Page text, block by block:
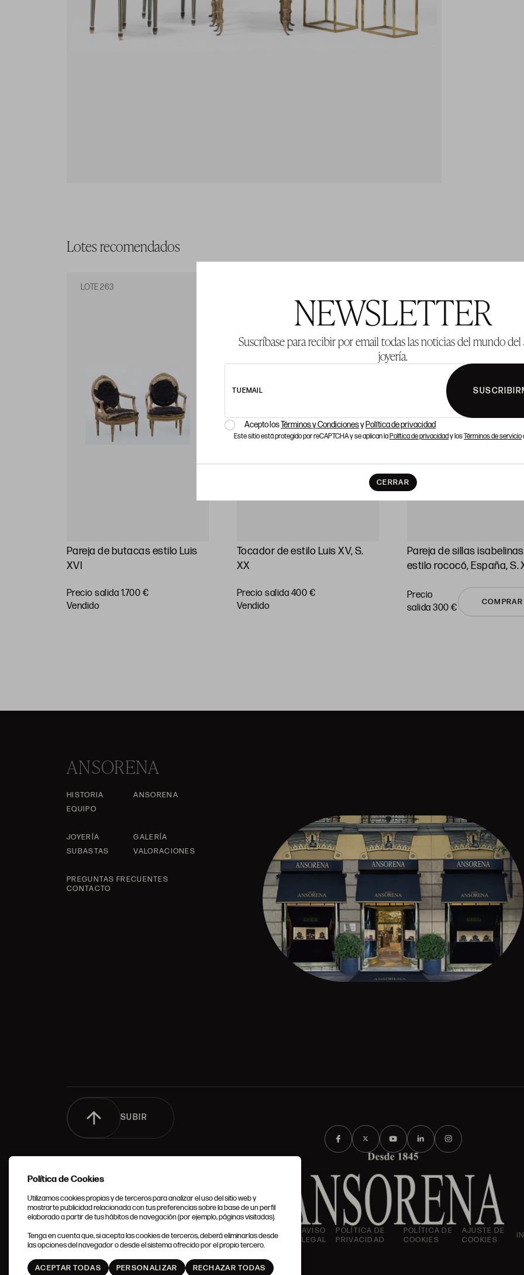
NEWSLETTER
Suscríbase para recibir por email todas las noticias del mundo
joyería.
TU EMAIL
Acepto losTérminos y Condicionesy Política de privacidad
Este sitio está protegido por reCAPTCHA y se aplican laPolítica de privacidady losTérminos de servicio
CERRAR
Lotes recomendados
LOTE 263
Pareja de butacas estilo Luis
XVI
Precio salida 1.700 €
vendido
Tocador de estilo Luis XV, S.
XX
Precio salida 400 €
vendido
Pareja de sillas
estilo rococó, España, S.
Precio
salida 300 €
COMPRAR
ANSORENA
HISTORIA
ANSORENA
EQUIPO
JOYERÍA
GALERÍA
SUBASTAS
VALORACIONES
PREGUNTAS FRECUENTES
CONTACTO
SUBIR
GENERALES
AVISO
LEGAL
POLÍTICA DE
PRIVACIDAD
POLÍTICA DE
COOKIES
AJUSTE DE
COOKIES
Política de Cookies
Utilizamos cookies propias y de terceros para analizar el uso del sitio web y
mostrarte publicidad relacionada con tus preferencias sobre la base de un perfil
elaborado a partir de tus hábitos de navegación (por ejemplo, páginas visitadas).
Tenga en cuenta que, si acepta las cookies de terceros, deberá eliminarlas desde
las opciones del navegador o desde el sistema ofrecido por el propio tercero.
ACEPTAR TODAS PERSONALIZAR RECHAZAR TODAS